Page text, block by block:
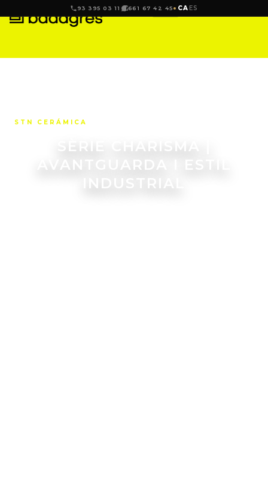
93 395 03 11 661 67 42 45 CA ES
SÈRIE CHARISMA |
AVANTGUARDA I ESTIL
INDUSTRIAL
STN CERÁMICA